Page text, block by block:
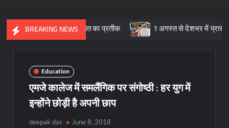
BREAKING NEWS
सांस्कृतिक विरासत का प्रतीक 1 अगस्त से देशभर में प्रारंभ हुआ
Education
एमजे कालेज में समलैंगिक पर संगोष्ठी : हर युग में
इन्होंने छोड़ी है अपनी छाप
deepak das June 8, 2018